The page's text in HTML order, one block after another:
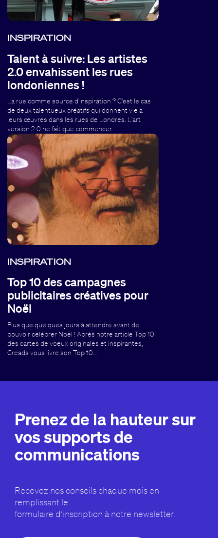
INSPIRATION
Talent à suivre: Les artistes
2.0 envahissent les rues
londoniennes !
La rue comme source d'inspiration ? C'est le cas
de deux talentueux créatifs qui donnent vie à
leurs œuvres dans les rues de Londres. L'art
version 2.0 ne fait que commencer…
INSPIRATION
Top 10 des campagnes
publicitaires créatives pour
Noël
Plus que quelques jours à attendre avant de
pouvoir célébrer Noël ! Après notre article Top 10
des cartes de voeux originales et inspirantes,
Creads vous livre son Top 10…
Prenez de la hauteur sur
vos supports de
communications
Recevez nos conseils chaque mois en
remplissant le
formulaire d’inscription à notre newsletter.